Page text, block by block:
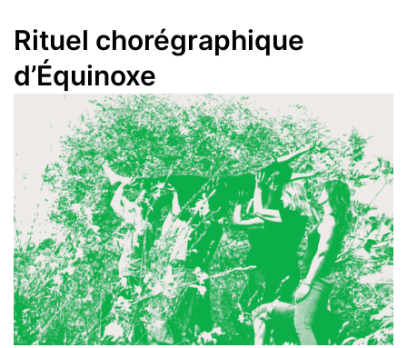
Rituel chorégraphique
d’Équinoxe